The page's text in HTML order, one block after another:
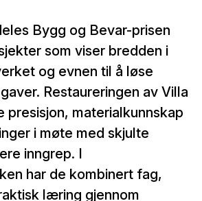
Bygg og Bevar-prisen
som viser bredden i
og evnen til å løse
Restaureringen av Villa
presisjon, materialkunnskap
i møte med skjulte
inngrep. I
har de kombinert fag,
læring gjennom